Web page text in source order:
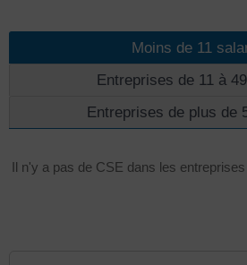
Moins de 11
Entreprises de 11 à
Entreprises de plus de
Il n'y a pas de CSE dans les